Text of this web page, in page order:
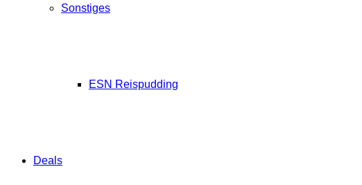
Sonstiges
ESN Reispudding
Deals